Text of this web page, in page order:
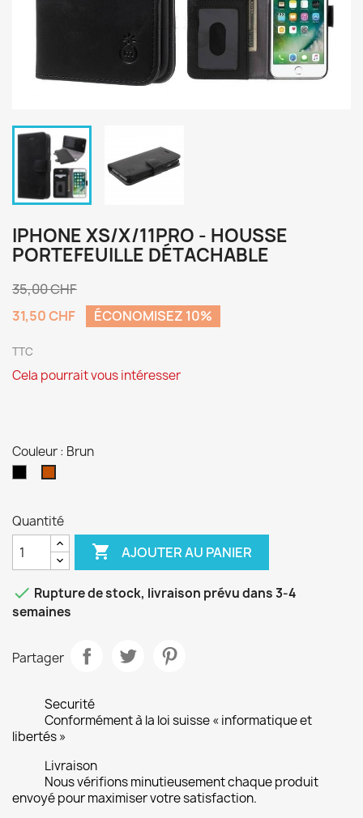
IPHONE XS/X/11PRO - HOUSSE
PORTEFEUILLE DÉTACHABLE
35,00 CHF
31,50 CHF
ÉCONOMISEZ 10%
TTC
Cela pourrait vous intéresser
Couleur : Brun
Quantité
 AJOUTER AU PANIER
 Rupture de stock, livraison prévu dans 3-4
semaines
Partager
Securité
Conformément à la loi suisse « informatique et
libertés »
Livraison
Nous vérifions minutieusement chaque produit
envoyé pour maximiser votre satisfaction.